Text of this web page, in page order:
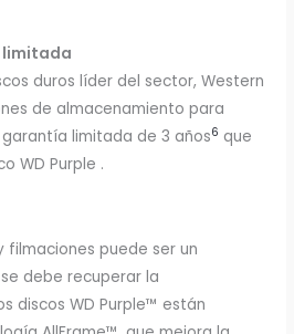
limitada
duros líder del sector, Western
de almacenamiento para
limitada de 3 años6 que
WD Purple .
filmaciones puede ser un
debe recuperar la
discos WD Purple™ están